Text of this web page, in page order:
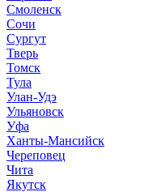
Смоленск
Сочи
Сургут
Тверь
Томск
Тула
Улан-Удэ
Ульяновск
Уфа
Ханты-Мансийск
Череповец
Чита
Якутск